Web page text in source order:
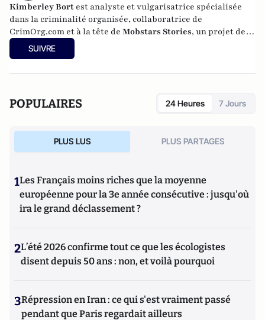
Kimberley Bort est analyste et vulgarisatrice spécialisée
dans la criminalité organisée, collaboratrice de
CrimOrg.com et à la tête de Mobstars Stories, un projet de
contenus sur les réseaux sociaux qui explore les
dynamiques du crime organisé et ses représentations.
SUIVRE
POPULAIRES 24 Heures 7 Jours
PLUS LUS PLUS PARTAGES
1Les Français moins riches que la moyenne
européenne pour la 3e année consécutive : jusqu'où
ira le grand déclassement ?
2L’été 2026 confirme tout ce que les écologistes
disent depuis 50 ans : non, et voilà pourquoi
3Répression en Iran : ce qui s'est vraiment passé
pendant que Paris regardait ailleurs